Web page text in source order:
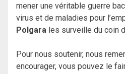
mener une véritable guerre
virus et de maladies pour
Polgara les surveille du coin
Pour nous soutenir, nous
encourager, vous pouvez le